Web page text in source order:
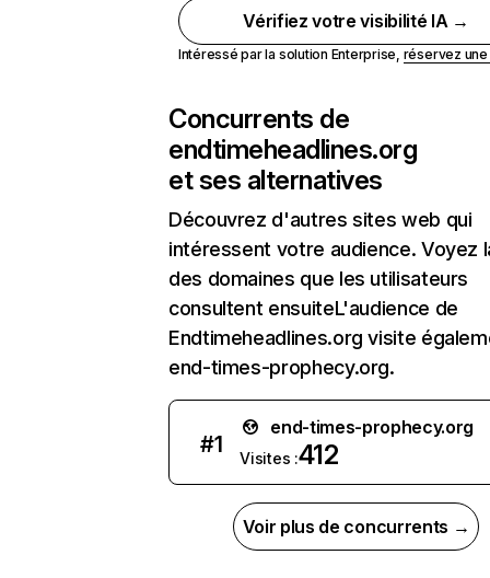
Vérifiez votre visibilité IA →
Intéressé par la solution Enterprise, réservez
Concurrents de
endtimeheadlines.org
et ses alternatives
Découvrez d'autres sites web qui
intéressent votre audience. Voyez
des domaines que les utilisateurs
consultent ensuiteL'audience de
Endtimeheadlines.org visite
end-times-prophecy.org.
#1
end-times-prophecy.org
Visites :412
Voir plus de concurrents →